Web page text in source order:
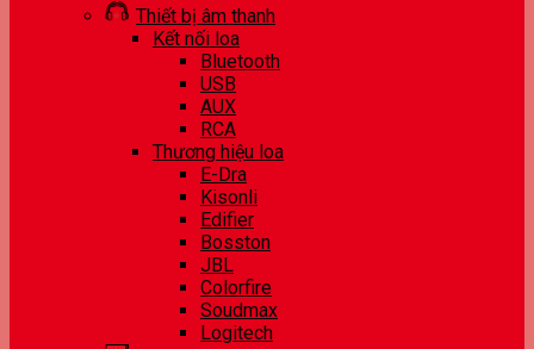
Thiết bị âm thanh
Kết nối loa
Bluetooth
USB
AUX
RCA
Thương hiệu loa
E-Dra
Kisonli
Edifier
Bosston
JBL
Colorfire
Soudmax
Logitech